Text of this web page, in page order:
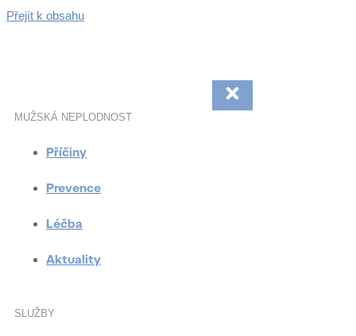
Přejít k obsahu
MUŽSKÁ NEPLODNOST
Příčiny
Prevence
Léčba
Aktuality
SLUŽBY